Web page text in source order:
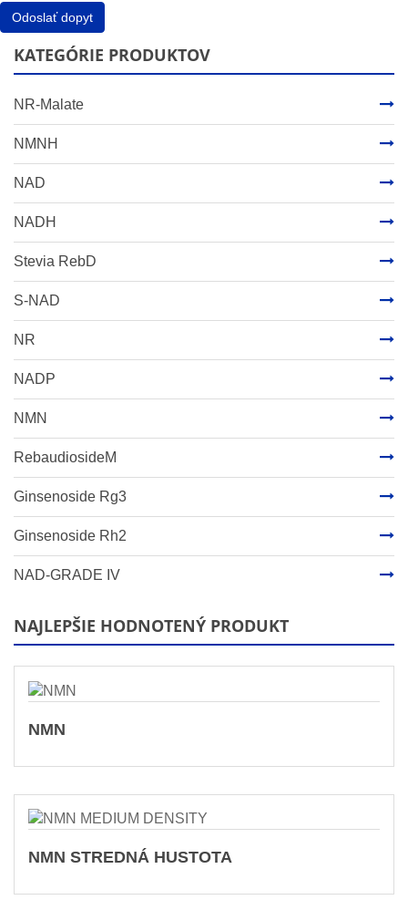
Odoslať dopyt
KATEGÓRIE PRODUKTOV
NR-Malate
NMNH
NAD
NADH
Stevia RebD
S-NAD
NR
NADP
NMN
RebaudiosideM
Ginsenoside Rg3
Ginsenoside Rh2
NAD-GRADE IV
NAJLEPŠIE HODNOTENÝ PRODUKT
NMN
NMN STREDNÁ HUSTOTA